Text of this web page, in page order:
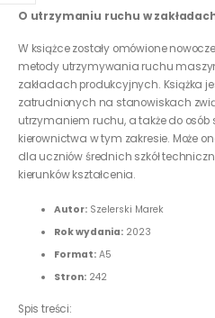
O utrzymaniu ruchu w
W książce zostały omówione
metody utrzymywania ruchu
zakładach produkcyjnych. Książka
zatrudnionych na stanowiskach
utrzymaniem ruchu, a także do
kierownictwa w tym zakresie. Może
dla uczniów średnich szkół
kierunków kształcenia.
Autor: Szelerski Marek
Rok wydania: 2023
Format: A5
Stron: 242
Spis treści: